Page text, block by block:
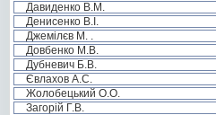
Давиденко В.М.
Денисенко В.І.
Джемілєв М. .
Довбенко М.В.
Дубневич Б.В.
Євлахов А.С.
Жолобецький О.О.
Загорій Г.В.